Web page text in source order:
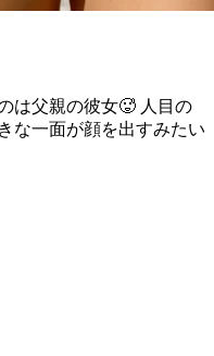
は父親の彼女🥵 人目の
な一面が顔を出すみたい